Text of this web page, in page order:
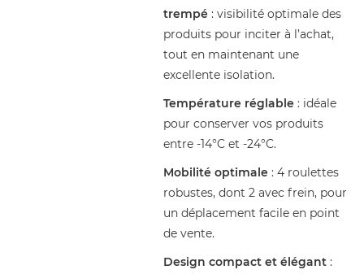
trempé : visibilité optimale des
produits pour inciter à l’achat,
tout en maintenant une
excellente isolation.
Température réglable : idéale
pour conserver vos produits
entre -14°C et -24°C.
Mobilité optimale : 4 roulettes
robustes, dont 2 avec frein, pour
un déplacement facile en point
de vente.
Design compact et élégant :